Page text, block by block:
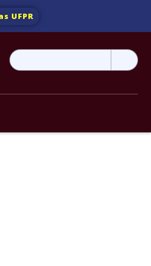
UFPR
Pesquisar
por: